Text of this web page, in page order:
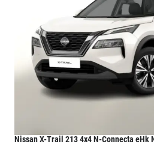
Nissan X-Trail 213 4x4 N-Connecta eHk